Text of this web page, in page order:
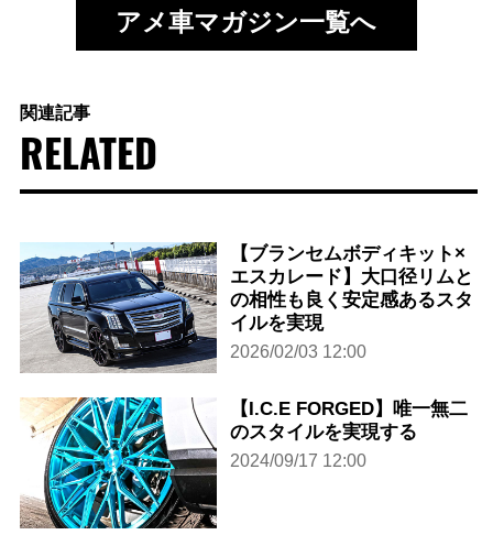
アメ車マガジン一覧へ
関連記事
RELATED
【ブランセムボディキット×
エスカレード】大口径リムと
の相性も良く安定感あるスタ
イルを実現
2026/02/03 12:00
【I.C.E FORGED】唯一無二
のスタイルを実現する
2024/09/17 12:00